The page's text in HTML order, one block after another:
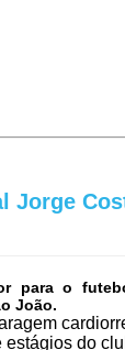
Jorge
para o
João.
do